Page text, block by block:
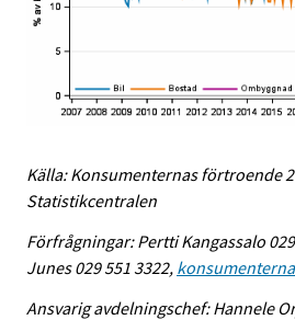
Källa: Konsumenternas förtroende
Statistikcentralen
Förfrågningar: Pertti Kangassalo
Junes 029 551 3322,
Ansvarig avdelningschef: Hannele